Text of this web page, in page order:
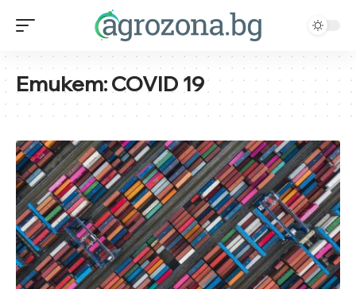
Етикет:COVID 19